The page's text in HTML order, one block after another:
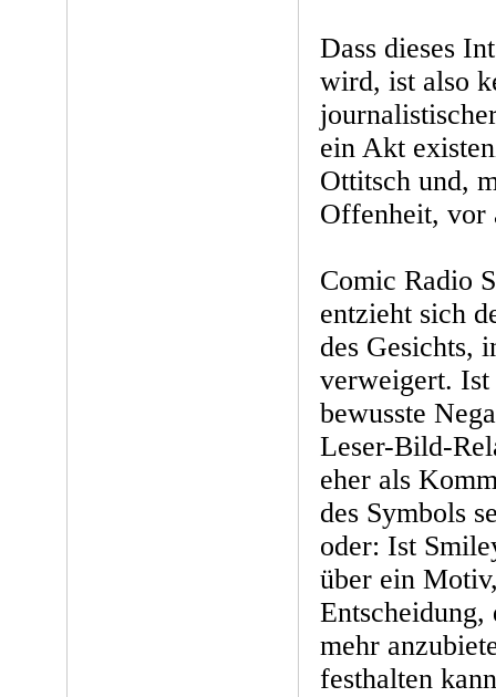
Dass dieses
wird, ist also
ein Akt
Ottitsch und,
Offenheit, vor
Comic Radio
entzieht sich
des Gesichts,
verweigert. Ist
bewusste
Leser-Bild-
eher als
des Symbols
oder: Ist
über ein
Entscheidung,
mehr
festhalten